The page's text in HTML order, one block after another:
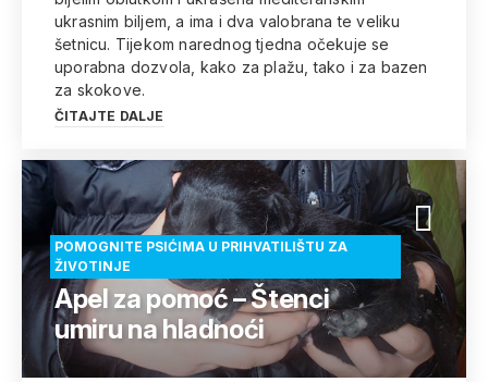
ukrasnim biljem, a ima i dva valobrana te veliku
šetnicu. Tijekom narednog tjedna očekuje se
uporabna dozvola, kako za plažu, tako i za bazen
za skokove.
ČITAJTE DALJE
POMOGNITE PSIĆIMA U PRIHVATILIŠTU ZA
ŽIVOTINJE
Apel za pomoć – Štenci
umiru na hladnoći